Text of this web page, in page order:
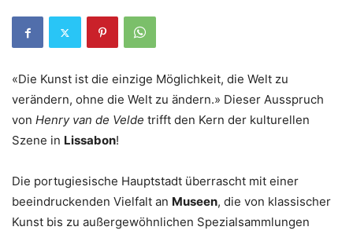
«Die Kunst ist die einzige Möglichkeit, die Welt zu
verändern, ohne die Welt zu ändern.» Dieser Ausspruch
von Henry van de Velde trifft den Kern der kulturellen
Szene in Lissabon!
Die portugiesische Hauptstadt überrascht mit einer
beeindruckenden Vielfalt an Museen, die von klassischer
Kunst bis zu außergewöhnlichen Spezialsammlungen